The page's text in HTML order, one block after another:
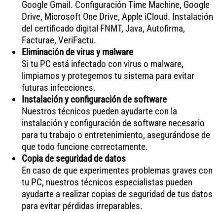
Google Gmail. Configuración Time Machine, Google
Drive, Microsoft One Drive, Apple iCloud. Instalación
del certificado digital FNMT, Java, Autofirma,
Facturae, VeriFactu.
Eliminación de virus y malware
Si tu PC está infectado con virus o malware,
limpiamos y protegemos tu sistema para evitar
futuras infecciones.
Instalación y configuración de software
Nuestros técnicos pueden ayudarte con la
instalación y configuración de software necesario
para tu trabajo o entretenimiento, asegurándose de
que todo funcione correctamente.
Copia de seguridad de datos
En caso de que experimentes problemas graves con
tu PC, nuestros técnicos especialistas pueden
ayudarte a realizar copias de seguridad de tus datos
para evitar pérdidas irreparables.